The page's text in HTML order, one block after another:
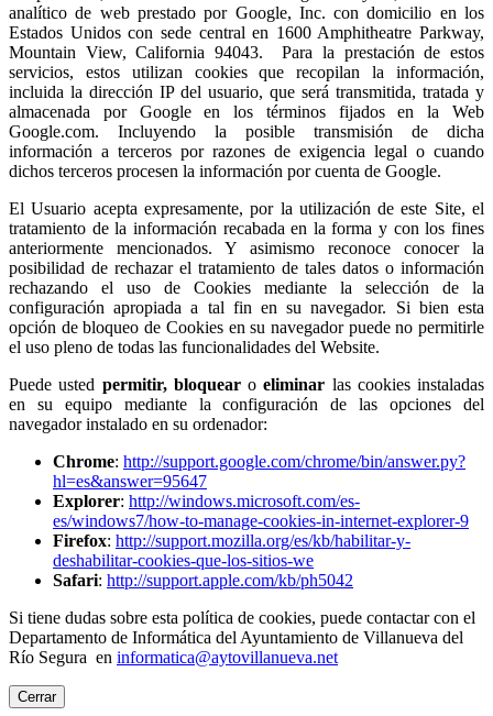
analítico de web prestado por Google, Inc. con domicilio en los
Estados Unidos con sede central en 1600 Amphitheatre Parkway,
Mountain View, California 94043. Para la prestación de estos
servicios, estos utilizan cookies que recopilan la información,
incluida la dirección IP del usuario, que será transmitida, tratada y
almacenada por Google en los términos fijados en la Web
Google.com. Incluyendo la posible transmisión de dicha
información a terceros por razones de exigencia legal o cuando
dichos terceros procesen la información por cuenta de Google.
El Usuario acepta expresamente, por la utilización de este Site, el
tratamiento de la información recabada en la forma y con los fines
anteriormente mencionados. Y asimismo reconoce conocer la
posibilidad de rechazar el tratamiento de tales datos o información
rechazando el uso de Cookies mediante la selección de la
configuración apropiada a tal fin en su navegador. Si bien esta
opción de bloqueo de Cookies en su navegador puede no permitirle
el uso pleno de todas las funcionalidades del Website.
Puede usted permitir, bloquearoeliminar las cookies instaladas
en su equipo mediante la configuración de las opciones del
navegador instalado en su ordenador:
Chrome: http://support.google.com/chrome/bin/answer.py?
hl=es&answer=95647
Explorer: http://windows.microsoft.com/es-
es/windows7/how-to-manage-cookies-in-internet-explorer-9
Firefox: http://support.mozilla.org/es/kb/habilitar-y-
deshabilitar-cookies-que-los-sitios-we
Safari: http://support.apple.com/kb/ph5042
Si tiene dudas sobre esta política de cookies, puede contactar con el
Departamento de Informática del Ayuntamiento de Villanueva del
Río Segura en informatica@aytovillanueva.net
Cerrar